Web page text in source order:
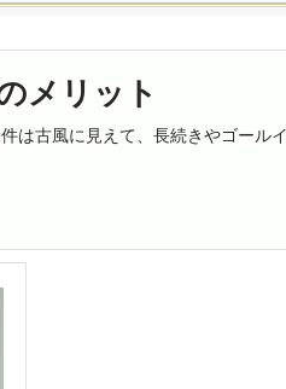
メリット
は古風に見えて、長続きやゴール